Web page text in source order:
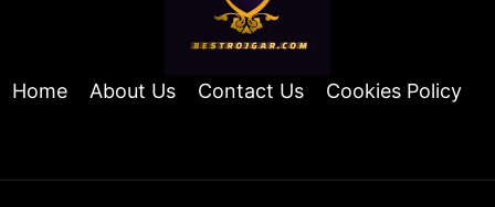
Home About Us Contact Us Cookies Policy